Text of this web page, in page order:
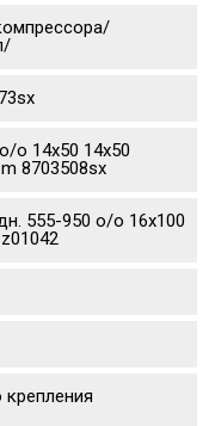
o 14x50 14x50
8703508sx
555-950 o/o 16x100
крепления